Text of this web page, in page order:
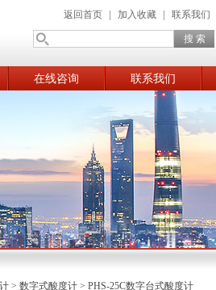
返回首页 加入收藏 联系我们
在线咨询 联系我们
> 数字式酸度计 > PHS-25C数字台式酸度计